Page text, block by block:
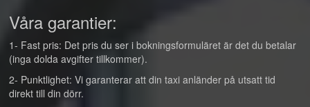
Våra garantier:
1- Fast pris: Det pris du ser i bokningsformuläret är det du betalar
(inga dolda avgifter tillkommer).
2- Punktlighet: Vi garanterar att din taxi anländer på utsatt tid
direkt till din dörr.